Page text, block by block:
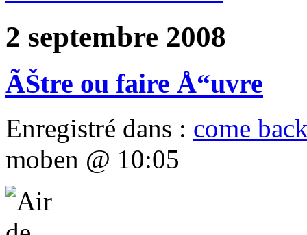
2 septembre 2008
ÃŠtre ou faire Å“uvre
Enregistré dans : come
moben @ 10:05